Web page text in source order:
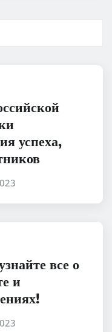
успеха,
все о
и